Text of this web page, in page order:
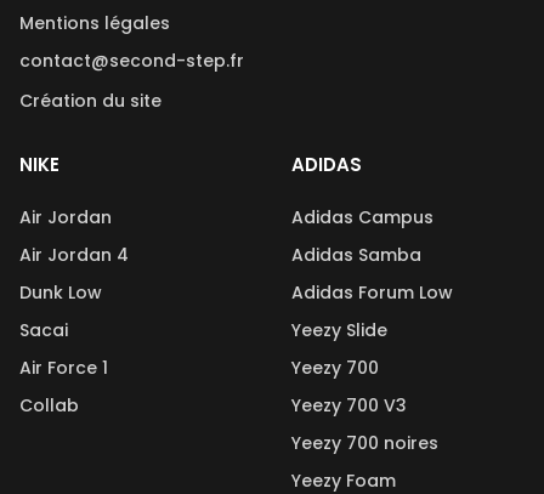
Mentions légales
contact@second-step.fr
Création du site
NIKE
Air Jordan
Air Jordan 4
Dunk Low
Sacai
Air Force 1
Collab
ADIDAS
Adidas Campus
Adidas Samba
Adidas Forum Low
Yeezy Slide
Yeezy 700
Yeezy 700 V3
Yeezy 700 noires
Yeezy Foam